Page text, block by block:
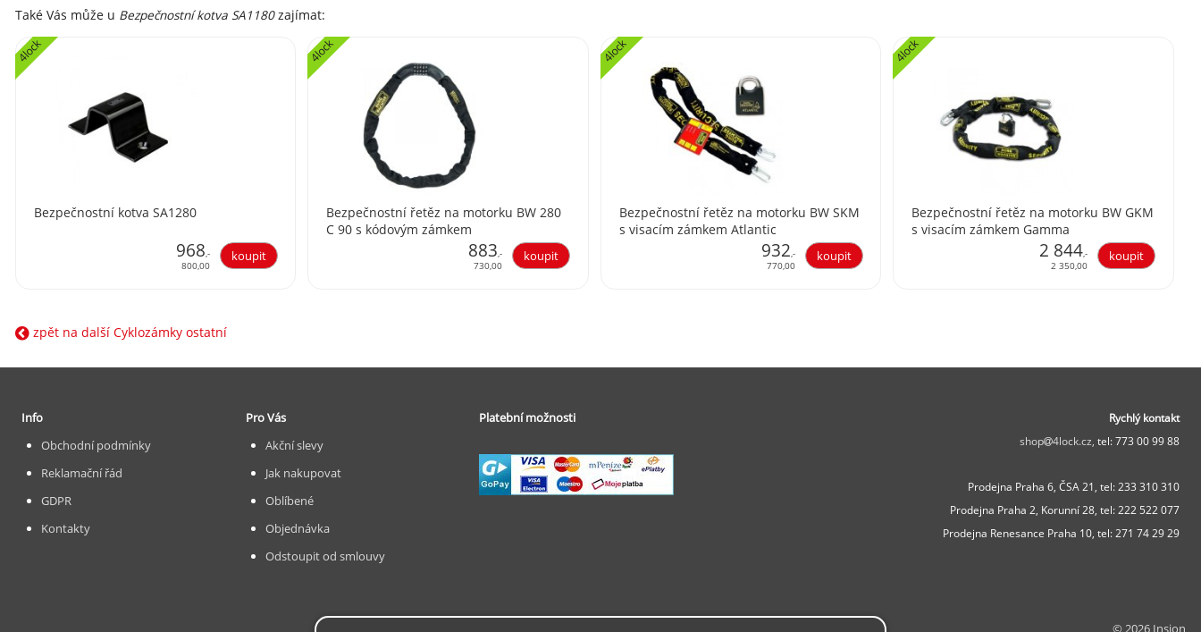
Také Vás může u Bezpečnostní kotva SA1180zajímat:
Bezpečnostní kotva SA1280
4lock
968 ,-
800,00
Bezpečnostní řetěz na motorku BW 280
C 90 s kódovým zámkem
4lock
883,-
730,00
Bezpečnostní řetěz na motorku BW SKM
s visacím zámkem Atlantic
4lock
932 ,-
770,00
Bezpečnostní řetěz na motorku BW GKM
s visacím zámkem Gamma
4lock
2 844,-
2 350,00
zpět na další Cyklozámky ostatní
Rychlý kontakt
shop
4lock.cz, tel: 773 00 99 88
Prodejna Praha 6, ČSA 21, tel: 233 310 310
Prodejna Praha 2, Korunní 28, tel: 222 522 077
Prodejna Renesance Praha 10, tel: 271 74 29 29
Info
Obchodní podmínky
Reklamační řád
GDPR
Kontakty
Pro Vás
Akční slevy
Jak nakupovat
Oblíbené
Objednávka
Odstoupit od smlouvy
Platební možnosti
© 2026 Insion